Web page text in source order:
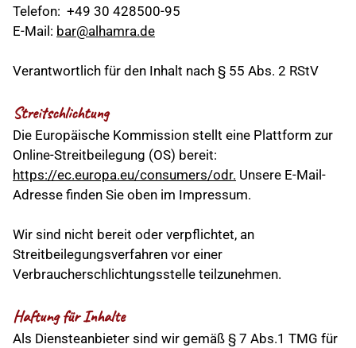
Telefon: +49 30 428500-95
E-Mail: bar@alhamra.de
Verantwortlich für den Inhalt nach § 55 Abs. 2 RStV
Streitschlichtung
Die Europäische Kommission stellt eine Plattform zur
Online-Streitbeilegung (OS) bereit:
https://ec.europa.eu/consumers/odr. Unsere E-Mail-
Adresse finden Sie oben im Impressum.
Wir sind nicht bereit oder verpflichtet, an
Streitbeilegungsverfahren vor einer
Verbraucherschlichtungsstelle teilzunehmen.
Haftung für Inhalte
Als Diensteanbieter sind wir gemäß § 7 Abs.1 TMG für